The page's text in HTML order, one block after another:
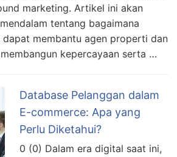
marketing. Artikel ini akan
tentang bagaimana
membantu agen properti dan
kepercayaan serta …
Database Pelanggan dalam
E-commerce: Apa yang
Perlu Diketahui?
0 (0) Dalam era digital saat ini,